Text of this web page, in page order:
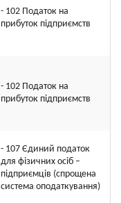
- 102 Податок на
прибуток підприємств
- 102 Податок на
прибуток підприємств
- 107 Єдиний податок
для фізичних осіб –
підприємців (спрощена
система оподаткування)